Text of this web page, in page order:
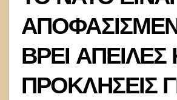
ΒΡΕΙ ΑΠΕΙΛΕΣ
ΠΡΟΚΛΗΣΕΙΣ